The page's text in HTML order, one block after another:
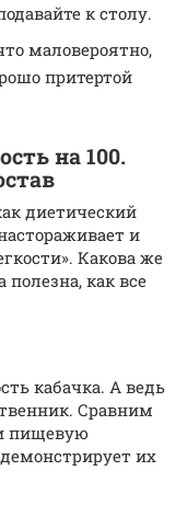
к столу.
маловероятно,
притертой
на 100.
диетический
и
Какова же
как все
кабачка. А ведь
Сравним
пищевую
их